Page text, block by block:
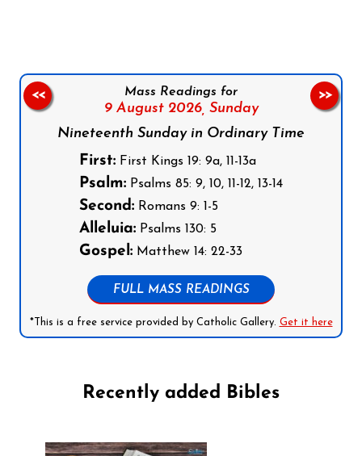
Mass Readings for
9 August 2026, Sunday
Nineteenth Sunday in Ordinary Time
First: First Kings 19: 9a, 11-13a
Psalm: Psalms 85: 9, 10, 11-12, 13-14
Second: Romans 9: 1-5
Alleluia: Psalms 130: 5
Gospel: Matthew 14: 22-33
FULL MASS READINGS
*This is a free service provided by Catholic Gallery. Get it here
<< >>
Recently added Bibles